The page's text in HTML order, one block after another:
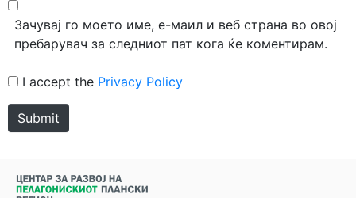
Зачувај го моето име, е-маил и веб страна во овој
пребарувач за следниот пат кога ќе коментирам.
I accept the Privacy Policy
Submit